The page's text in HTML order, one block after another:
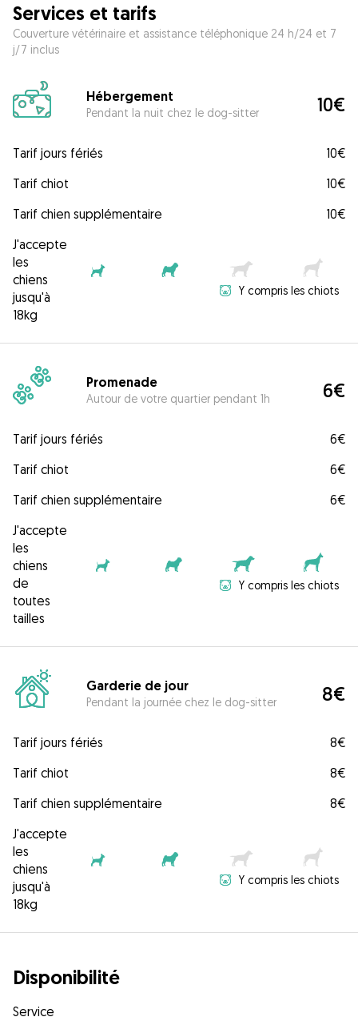
Services et tarifs
Couverture vétérinaire et assistance téléphonique 24 h/24 et 7
j/7 inclus
Hébergement
Pendant la nuit chez le dog-sitter 10€
Tarif jours fériés
10€
Tarif chiot
10€
Tarif chien supplémentaire
10€
J'accepte
les
chiens
jusqu'à
18kg
Y compris les chiots
Promenade
Autour de votre quartier pendant 1h 6€
Tarif jours fériés
6€
Tarif chiot
6€
Tarif chien supplémentaire
6€
J'accepte
les
chiens
de
toutes
tailles
Y compris les chiots
Garderie de jour
Pendant la journée chez le dog-sitter 8€
Tarif jours fériés
8€
Tarif chiot
8€
Tarif chien supplémentaire
8€
J'accepte
les
chiens
jusqu'à
18kg
Y compris les chiots
Disponibilité
Service